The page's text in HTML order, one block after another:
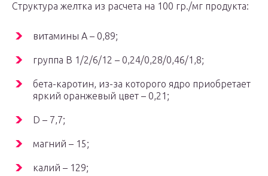
Структура желтка из расчета на 100 гр./мг продукта:
витамины A – 0,89;
группа B 1/2/6/12 – 0,24/0,28/0,46/1,8;
бета-каротин, из-за которого ядро приобретает
яркий оранжевый цвет – 0,21;
D – 7,7;
магний – 15;
калий – 129;